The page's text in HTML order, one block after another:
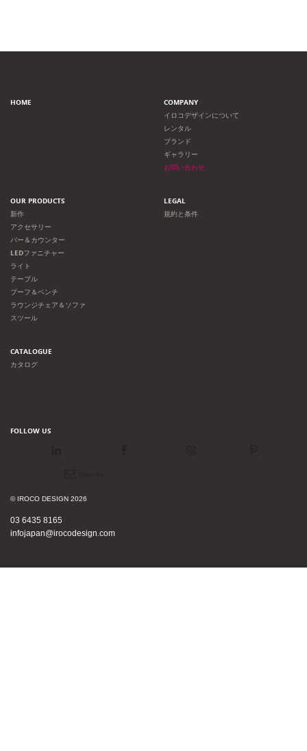
HOME
COMPANY
イロコデザインについて
レンタル
ブランド
ギャラリー
お問い合わせ
OUR PRODUCTS
新作
アクセサリー
バー＆カウンター
LEDファニチャー
ライト
テーブル
プーフ＆ベンチ
ラウンジチェア＆ソファ
スツール
LEGAL
規約と条件
CATALOGUE
カタログ
FOLLOW US
© IROCO DESIGN 2026
03 6435 8165
infojapan@irocodesign.com